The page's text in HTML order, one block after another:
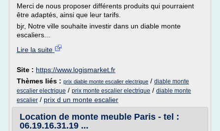
Merci de nous proposer différents produits qui pourraient
être adaptés, ainsi que leur tarifs.
bjr, Notre ville souhaite investir dans un diable monte
escaliers...
Lire la suite
Site : https://www.logismarket.fr
Thèmes liés : prix diable monte escalier electrique / diable monte
escalier electrique / prix monte escalier electrique / diable monte
escalier / prix d un monte escalier
Location de monte meuble Paris - tel :
06.19.16.31.19 ...